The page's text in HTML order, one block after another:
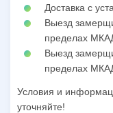
Доставка с
Выезд
пределах
Выезд
пределах
Условия и
уточняйте!